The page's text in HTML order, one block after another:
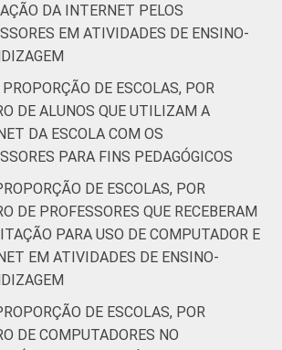
DA INTERNET PELOS
EM ATIVIDADES DE ENSINO-
DE ESCOLAS, POR
DE ALUNOS QUE UTILIZAM A
DA ESCOLA COM OS
PARA FINS PEDAGÓGICOS
DE ESCOLAS, POR
DE PROFESSORES QUE RECEBERAM
PARA USO DE COMPUTADOR E
EM ATIVIDADES DE ENSINO-
DE ESCOLAS, POR
DE COMPUTADORES NO